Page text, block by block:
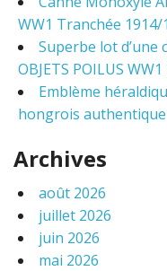
WW1 Tranchée 1914/
Superbe lot d’une
OBJETS POILUS
Emblème
hongrois
Archives
août 2026
juillet 2026
juin 2026
mai 2026